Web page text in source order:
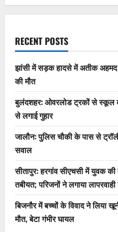
RECENT POSTS
झांसी में सड़क हादसे में अतीक
की मौत
बुलंदशहर: ओवरलोड ट्रकों से स्कूल
से लगाई गुहार
जालौन: पुलिस चौकी के पास से
सवाल
सीतापुर: हरगांव सीएचसी में युवक
तबीयत; परिजनों ने लगाया
बिजनौर में बच्चों के विवाद ने लिया
मौत, बेटा गंभीर घायल